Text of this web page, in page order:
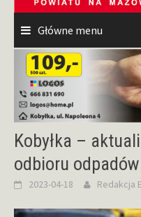
Główne menu
Kobyłka –
odbioru
2023-04-18 Redakcja